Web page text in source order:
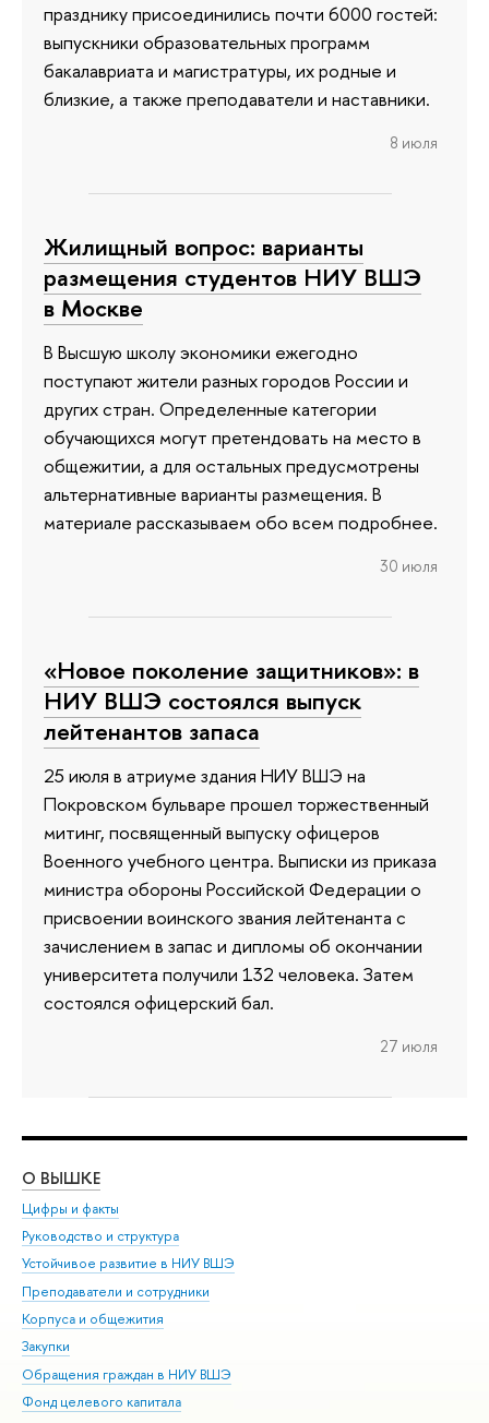
празднику присоединились почти 6000 гостей:
выпускники образовательных программ
бакалавриата и магистратуры, их родные и
близкие, а также преподаватели и наставники.
8 июля
Жилищный вопрос: варианты
размещения студентов НИУ ВШЭ
в Москве
В Высшую школу экономики ежегодно
поступают жители разных городов России и
других стран. Определенные категории
обучающихся могут претендовать на место в
общежитии, а для остальных предусмотрены
альтернативные варианты размещения. В
материале рассказываем обо всем подробнее.
30 июля
«Новое поколение защитников»: в
НИУ ВШЭ состоялся выпуск
лейтенантов запаса
25 июля в атриуме здания НИУ ВШЭ на
Покровском бульваре прошел торжественный
митинг, посвященный выпуску офицеров
Военного учебного центра. Выписки из приказа
министра обороны Российской Федерации о
присвоении воинского звания лейтенанта с
зачислением в запас и дипломы об окончании
университета получили 132 человека. Затем
состоялся офицерский бал.
27 июля
О ВЫШКЕ
Цифры и факты
Руководство и структура
Устойчивое развитие в НИУ ВШЭ
Преподаватели и сотрудники
Корпуса и общежития
Закупки
Обращения граждан в НИУ ВШЭ
Фонд целевого капитала